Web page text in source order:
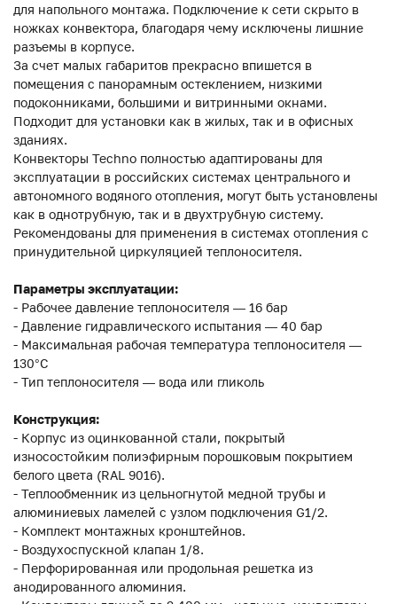
для напольного монтажа. Подключение к сети скрыто в
ножках конвектора, благодаря чему исключены лишние
разъемы в корпусе.
За счет малых габаритов прекрасно впишется в
помещения с панорамным остеклением, низкими
подоконниками, большими и витринными окнами.
Подходит для установки как в жилых, так и в офисных
зданиях.
Конвекторы Techno полностью адаптированы для
эксплуатации в российских системах центрального и
автономного водяного отопления, могут быть установлены
как в однотрубную, так и в двухтрубную систему.
Рекомендованы для применения в системах отопления с
принудительной циркуляцией теплоносителя.
Параметры эксплуатации:
- Рабочее давление теплоносителя — 16 бар
- Давление гидравлического испытания — 40 бар
- Максимальная рабочая температура теплоносителя —
130°С
- Тип теплоносителя — вода или гликоль
Конструкция:
- Корпус из оцинкованной стали, покрытый
износостойким полиэфирным порошковым покрытием
белого цвета (RAL 9016).
- Теплообменник из цельногнутой медной трубы и
алюминиевых ламелей с узлом подключения G1/2.
- Комплект монтажных кронштейнов.
- Воздухоспускной клапан 1/8.
- Перфорированная или продольная решетка из
анодированного алюминия.